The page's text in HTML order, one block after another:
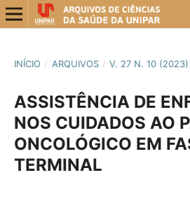
INÍCIO / ARQUIVOS / V. 27 N. 10 (2023)
ASSISTÊNCIA DE
NOS CUIDADOS AO
ONCOLÓGICO EM
TERMINAL